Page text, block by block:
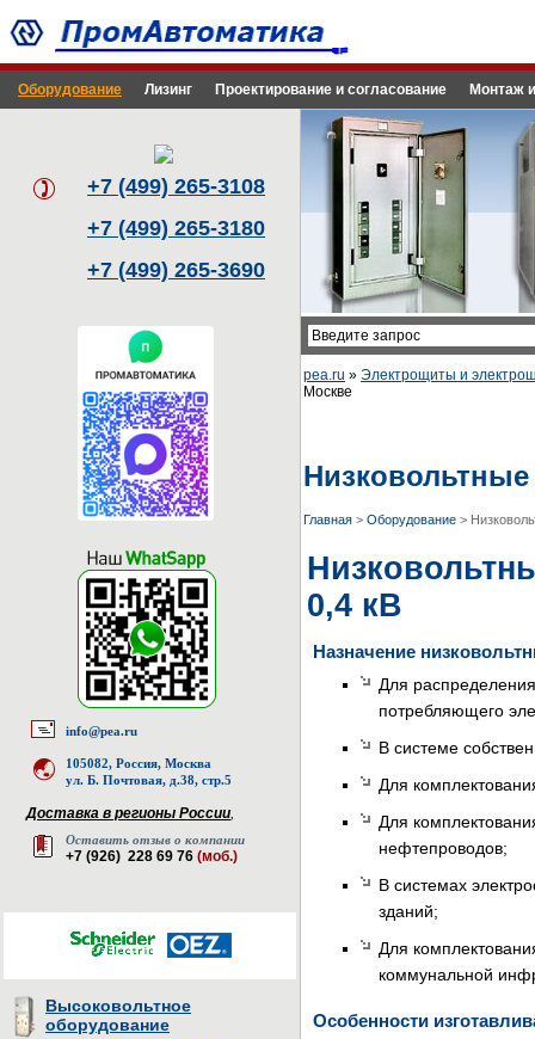
Оборудование Лизинг Проектирование и согласование Монтаж
+7 (499) 265-3108
+7 (499) 265-3180
+7 (499) 265-3690
info@pea.ru
105082, Россия, Москва
ул. Б. Почтовая, д.38, стр.5
Доставка в регионы России,
Оставить отзыв о компании
+7 (926) 228 69 76 (моб.)
Высоковольтное
оборудование
pea.ru » Электрощиты и
Москве
Главная > Оборудование >
0,4 кВ
Назначение
Для
потребляющего
В системе
Для
Для
нефтепроводов;
В системах
зданий;
Для
коммунальной
Особенности